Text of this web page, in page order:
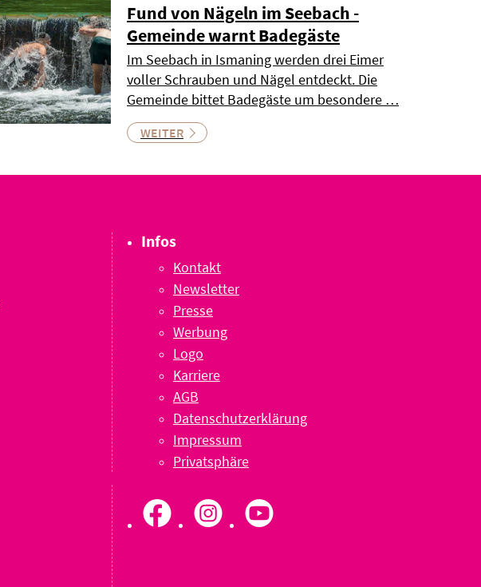
Fund von Nägeln im Seebach -
Gemeinde warnt Badegäste
Im Seebach in Ismaning werden drei Eimer
voller Schrauben und Nägel entdeckt. Die
Gemeinde bittet Badegäste um besondere …
WEITER
Infos
Kontakt
Newsletter
Presse
Werbung
Logo
Karriere
AGB
Datenschutzerklärung
Impressum
Privatsphäre